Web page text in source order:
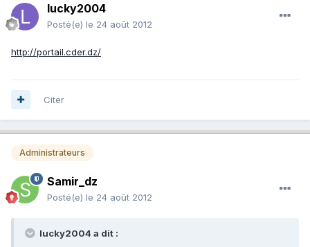
lucky2004
Posté(e) le 24 août 2012
http://portail.cder.dz/
Citer
Administrateurs
Samir_dz
Posté(e) le 24 août 2012
lucky2004 a dit :